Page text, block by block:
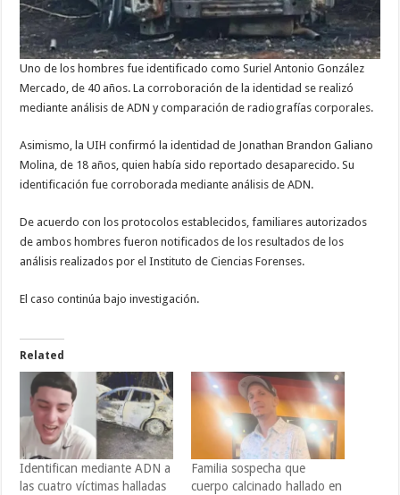
Uno de los hombres fue identificado como Suriel Antonio González
Mercado, de 40 años. La corroboración de la identidad se realizó
mediante análisis de ADN y comparación de radiografías corporales.
Asimismo, la UIH confirmó la identidad de Jonathan Brandon Galiano
Molina, de 18 años, quien había sido reportado desaparecido. Su
identificación fue corroborada mediante análisis de ADN.
De acuerdo con los protocolos establecidos, familiares autorizados
de ambos hombres fueron notificados de los resultados de los
análisis realizados por el Instituto de Ciencias Forenses.
El caso continúa bajo investigación.
Related
Identifican mediante ADN a
las cuatro víctimas halladas
Familia sospecha que
cuerpo calcinado hallado en